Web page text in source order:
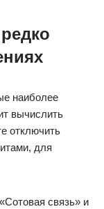
наиболее
вычислить
отключить
для
связь» и